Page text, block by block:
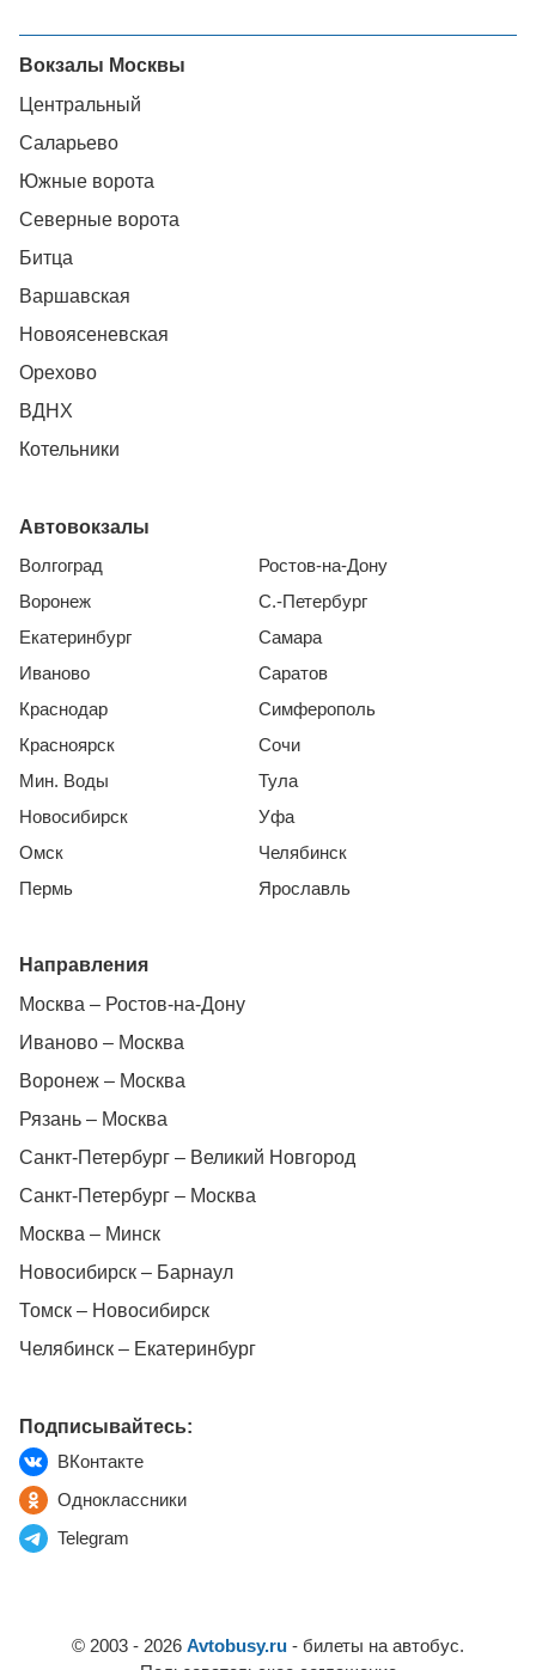
Вокзалы Москвы
Центральный
Саларьево
Южные ворота
Северные ворота
Битца
Варшавская
Новоясеневская
Орехово
ВДНХ
Котельники
Автовокзалы
Волгоград
Воронеж
Екатеринбург
Иваново
Краснодар
Красноярск
Мин. Воды
Новосибирск
Омск
Пермь
Ростов-на-Дону
С.-Петербург
Самара
Саратов
Симферополь
Сочи
Тула
Уфа
Челябинск
Ярославль
Направления
Москва – Ростов-на-Дону
Иваново – Москва
Воронеж – Москва
Рязань – Москва
Санкт-Петербург – Великий Новгород
Санкт-Петербург – Москва
Москва – Минск
Новосибирск – Барнаул
Томск – Новосибирск
Челябинск – Екатеринбург
Подписывайтесь:
ВКонтакте
Одноклассники
Telegram
© 2003 - 2026 Avtobusy.ru - билеты на автобус.